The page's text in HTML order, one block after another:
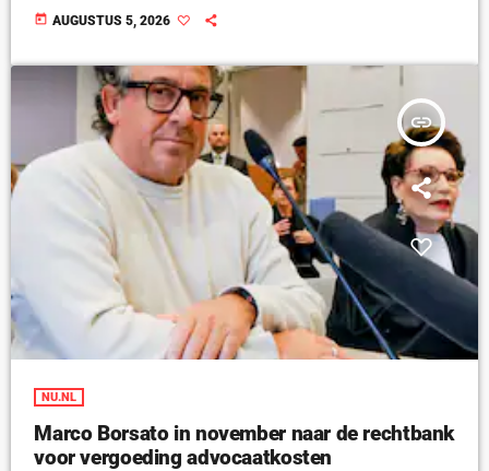
today AUGUSTUS 5, 2026
insert_link
NU.NL
Marco Borsato in november naar de rechtbank
voor vergoeding advocaatkosten